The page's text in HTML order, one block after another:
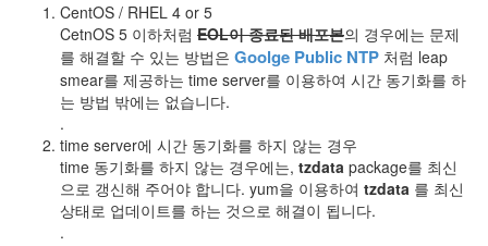
CentOS / RHEL 4 or 5
CetnOS 5 이하처럼 EOL이 종료된 배포본의 경우에는 문제
를 해결할 수 있는 방법은 Goolge Public NTP 처럼 leap
smear를 제공하는 time server를 이용하여 시간 동기화를 하
는 방법 밖에는 없습니다.
.
time server에 시간 동기화를 하지 않는 경우
time 동기화를 하지 않는 경우에는, tzdata package를 최신
으로 갱신해 주어야 합니다. yum을 이용하여 tzdata 를 최신
상태로 업데이트를 하는 것으로 해결이 됩니다.
.